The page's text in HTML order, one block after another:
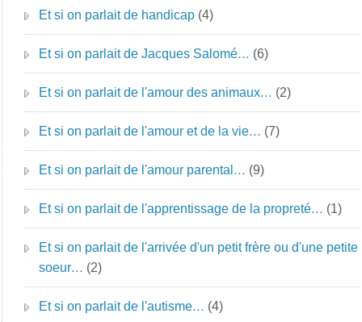
Et si on parlait de handicap (4)
Et si on parlait de Jacques Salomé… (6)
Et si on parlait de l'amour des animaux… (2)
Et si on parlait de l'amour et de la vie… (7)
Et si on parlait de l'amour parental… (9)
Et si on parlait de l'apprentissage de la propreté… (1)
Et si on parlait de l'arrivée d'un petit frère ou d'une petite
soeur… (2)
Et si on parlait de l'autisme… (4)